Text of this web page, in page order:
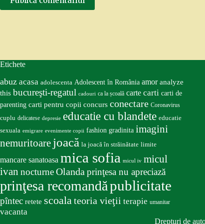
Etichete
abuz acasa adolescenta Adolescent în România amor analyze
this bucureşti-regatul cadouri ca la școală carte carti carti de
parenting carti pentru copii concurs conectare Coronavirus
cuplu delicatese depresie educatie cu blandete educatie
sexuala emigrare evenimente copii fashion gradinita imagini
nemuritoare joacă la joacă în străinătate limite
mancare sanatoasa mica sofia micul iv micul
ivan nocturneOlanda prinţesa nu apreciază
prinţesa recomandăpublicitate
pîntec retete scoalateoria vieţii terapie umanitar
vacanta
Drepturi de